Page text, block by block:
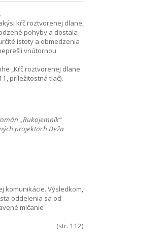
kŕč roztvorenej dlane,
pohyby a dostala
istoty a obmedzenia
vnútornou
„Kŕč roztvorenej dlane
príležitostná tlač).
„Rukojemník“
projektoch Deža
komunikácie. Výsledkom,
oddelenia sa od
mlčanie
(str. 112)